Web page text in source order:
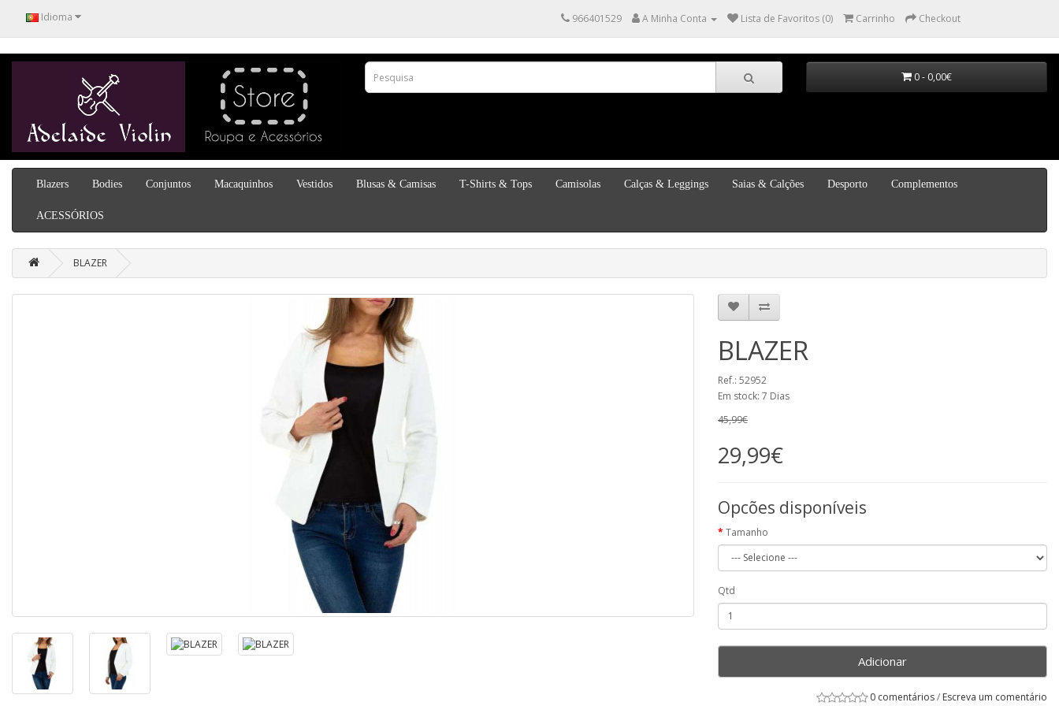
Idioma 966401529 A Minha Conta Lista de Favoritos (0) Carrinho Checkout
0 - 0,00€
Blazers Bodies Conjuntos Macaquinhos Vestidos Blusas & Camisas T-Shirts & Tops Camisolas Calças & Leggings Saias & Calções Desporto Complementos
ACESSÓRIOS
BLAZER
BLAZER
Ref.: 52952
Em stock: 7 Dias
45,99€
29,99€
Opcões disponíveis
Tamanho
Qtd
Adicionar
0 comentários/ Escreva um comentário